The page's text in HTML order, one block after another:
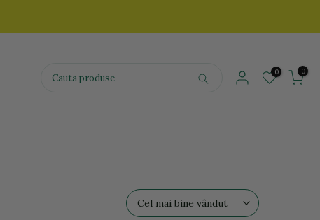
0 0
Cel mai bine vândut